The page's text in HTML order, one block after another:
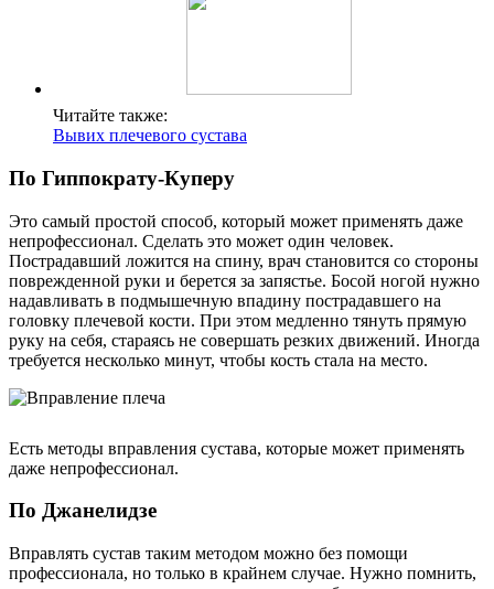
Читайте также:
Вывих плечевого сустава
По Гиппократу-Куперу
Это самый простой способ, который может применять даже
непрофессионал. Сделать это может один человек.
Пострадавший ложится на спину, врач становится со стороны
поврежденной руки и берется за запястье. Босой ногой нужно
надавливать в подмышечную впадину пострадавшего на
головку плечевой кости. При этом медленно тянуть прямую
руку на себя, стараясь не совершать резких движений. Иногда
требуется несколько минут, чтобы кость стала на место.
Есть методы вправления сустава, которые может применять
даже непрофессионал.
По Джанелидзе
Вправлять сустав таким методом можно без помощи
профессионала, но только в крайнем случае. Нужно помнить,